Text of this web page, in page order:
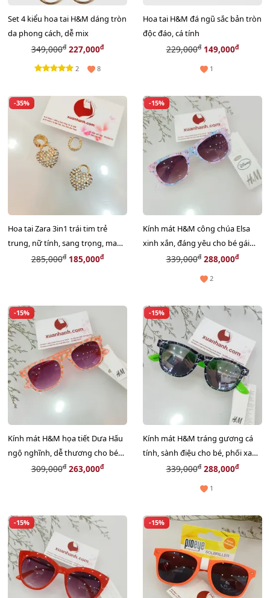
Set 4 kiểu hoa tai H&M dáng tròn
da phong cách, dễ mix
349,000đ227,000đ
2 8
Hoa tai H&M đá ngũ sắc bản tròn
độc đáo, cá tính
229,000đ149,000đ
1
-35%
Hoa tai Zara 3in1 trái tim trẻ
trung, nữ tính, sang trọng, mang
được 3 kiểu
285,000đ185,000đ
-15%
Kính mát H&M công chúa Elsa
xinh xắn, đáng yêu cho bé gái
#Pink Light
339,000đ288,000đ
2
-15%
Kính mát H&M họa tiết Dưa Hấu
ngộ nghĩnh, dễ thương cho bé
#Pink Neon
309,000đ263,000đ
-15%
Kính mát H&M tráng gương cá
tính, sành điệu cho bé, phối xanh
lá cool ngầu #Black
339,000đ288,000đ
1
-15% -15%